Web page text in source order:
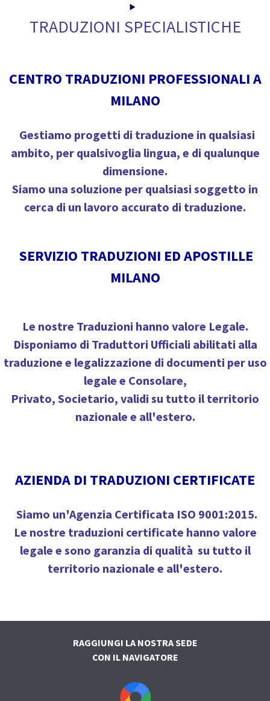
TRADUZIONI SPECIALISTICHE
CENTRO TRADUZIONI PROFESSIONALI A
MILANO
Gestiamo progetti di traduzione in qualsiasi
ambito, per qualsivoglia lingua, e di qualunque
dimensione.
Siamo una soluzione per qualsiasi soggetto in
cerca di un lavoro accurato di traduzione.
SERVIZIO TRADUZIONI ED APOSTILLE
MILANO
Le nostre Traduzioni hanno valore Legale.
Disponiamo di Traduttori Ufficiali abilitati alla
traduzione e legalizzazione di documenti per uso
legale e Consolare,
Privato, Societario, validi su tutto il territorio
nazionale e all'estero.
AZIENDA DI TRADUZIONI CERTIFICATE
Siamo un'Agenzia Certificata ISO 9001:2015.
Le nostre traduzioni certificate hanno valore
legale e sono garanzia di qualità su tutto il
territorio nazionale e all'estero.
RAGGIUNGI LA NOSTRA SEDE
CON IL NAVIGATORE